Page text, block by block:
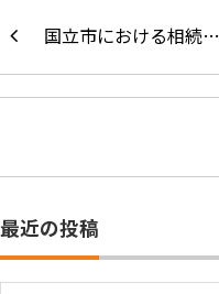
国立市における相続…
最近の投稿